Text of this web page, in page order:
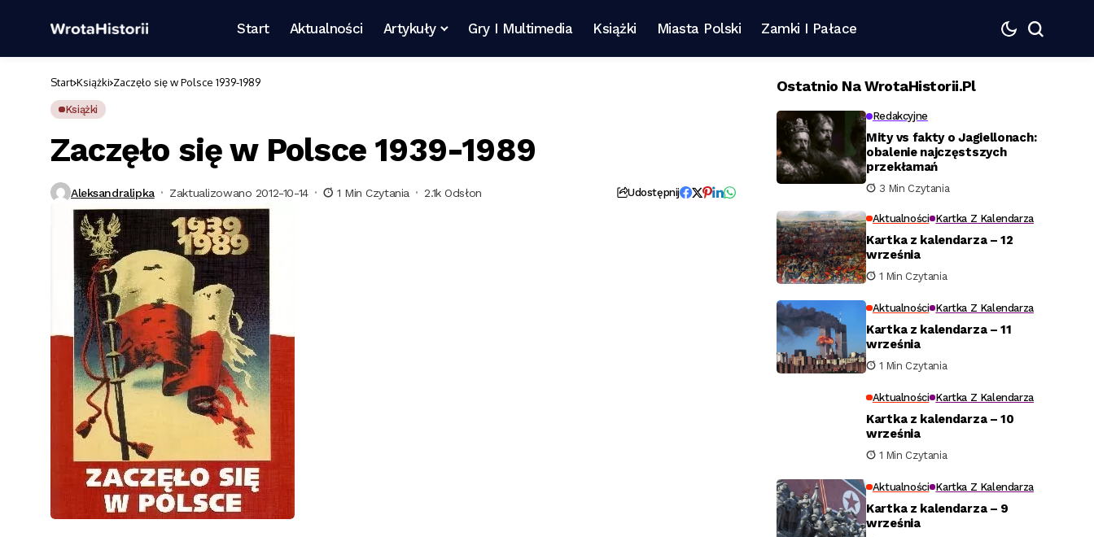
Start Aktualności Artykuły Gry I Multimedia Książki Miasta Polski Zamki I Pałace
Start Książki Zaczęło się w Polsce 1939-1989
Książki
Zaczęło się w Polsce 1939-1989
Aleksandralipka Zaktualizowano 2012-10-14 1 Min Czytania 2.1k Odsłon Udostępnij
Ostatnio Na WrotaHistorii.pl
Redakcyjne
Mity vs fakty o Jagiellonach:
obalenie najczęstszych
przekłamań
3 Min Czytania
Aktualności Kartka Z Kalendarza
Kartka z kalendarza – 12
września
1 Min Czytania
Aktualności Kartka Z Kalendarza
Kartka z kalendarza – 11
września
1 Min Czytania
Aktualności Kartka Z Kalendarza
Kartka z kalendarza – 10
września
1 Min Czytania
Aktualności Kartka Z Kalendarza
Kartka z kalendarza – 9
września